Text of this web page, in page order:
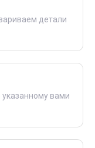
детали
вами